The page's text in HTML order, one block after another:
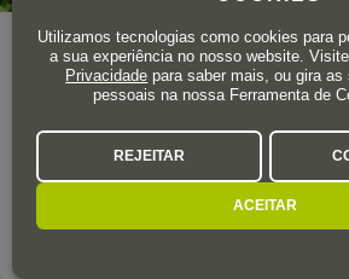
Ano de fundação 1999
La bodega de Ribeiro se localiza en el
Orense y Pontevedra. Allí, a doscientos
del mar se elaboran unos ribeiros
SOBRE A ADEGA
Utilizamos tecnologias como cookies para
a sua experiência no nosso website.
Privacidade para saber mais, ou gira as
pessoais na nossa Ferramenta de
REJEITAR
ACEITAR